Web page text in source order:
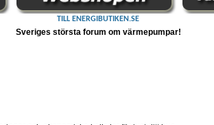
TILL ENERGIBUTIKEN.SE
Sveriges största forum om värmepumpar!